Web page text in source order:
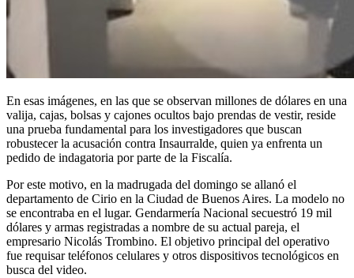
En esas imágenes, en las que se observan millones de dólares en una
valija, cajas, bolsas y cajones ocultos bajo prendas de vestir, reside
una prueba fundamental para los investigadores que buscan
robustecer la acusación contra Insaurralde, quien ya enfrenta un
pedido de indagatoria por parte de la Fiscalía.
Por este motivo, en la madrugada del domingo se allanó el
departamento de Cirio en la Ciudad de Buenos Aires. La modelo no
se encontraba en el lugar. Gendarmería Nacional secuestró 19 mil
dólares y armas registradas a nombre de su actual pareja, el
empresario Nicolás Trombino. El objetivo principal del operativo
fue requisar teléfonos celulares y otros dispositivos tecnológicos en
busca del video.